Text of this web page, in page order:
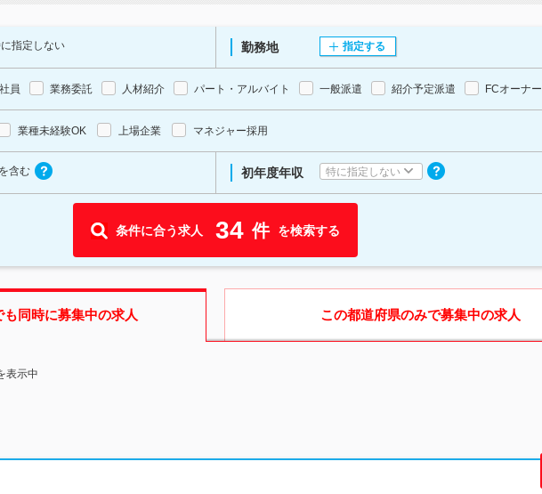
指定しない 勤務地 指定する
員 業務委託 人材紹介 パート・アルバイト 一般派遣 紹介予定派遣 FCオーナー
業種未経験OK 上場企業 マネジャー採用
を含む 初年度年収 特に指定しない
条件に合う求人 34 件 を検索する
も同時に募集中の求人 この都道府県のみで募集中の求人
表示中